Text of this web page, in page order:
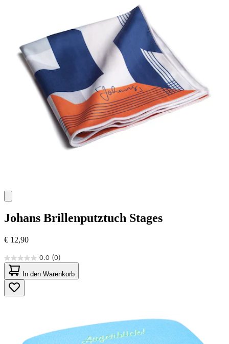
Johans Brillenputztuch Stages
€ 12,90
0.0 (0)
0.0
von
5
Sternen.
In den Warenkorb